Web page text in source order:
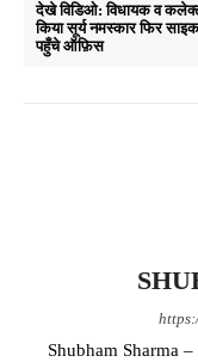
देखे विडिओ: विधायक व
किया सूर्य नमस्कार फिर
पहुँचे ऑफ़िस
Shubham Sharma